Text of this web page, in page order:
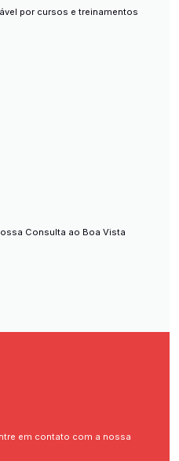
por cursos e treinamentos
Consulta ao Boa Vista
em contato com a nossa